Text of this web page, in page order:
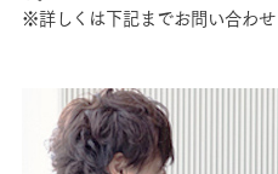
※詳しくは下記までお問い合わせ